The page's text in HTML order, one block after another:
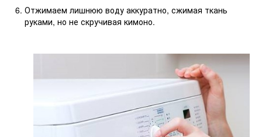
Отжимаем лишнюю воду аккуратно, сжимая ткань
руками, но не скручивая кимоно.